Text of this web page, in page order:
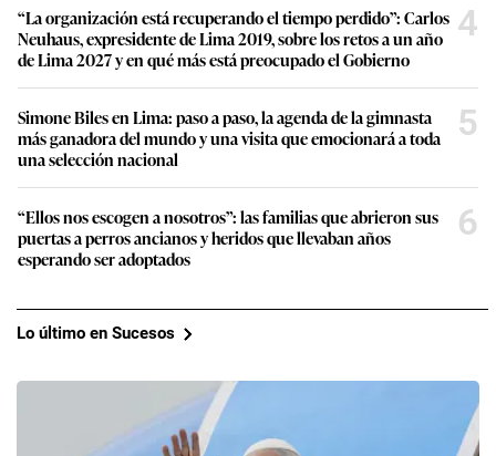
“La organización está recuperando el tiempo perdido”: Carlos
Neuhaus, expresidente de Lima 2019, sobre los retos a un año
de Lima 2027 y en qué más está preocupado el Gobierno
4
Simone Biles en Lima: paso a paso, la agenda de la gimnasta
más ganadora del mundo y una visita que emocionará a toda
una selección nacional
5
“Ellos nos escogen a nosotros”: las familias que abrieron sus
puertas a perros ancianos y heridos que llevaban años
esperando ser adoptados
6
Lo último en Sucesos